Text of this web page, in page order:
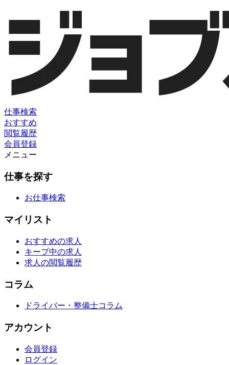
仕事検索
おすすめ
閲覧履歴
会員登録
メニュー
仕事を探す
お仕事検索
マイリスト
おすすめの求人
キープ中の求人
求人の閲覧履歴
コラム
ドライバー・整備士コラム
アカウント
会員登録
ログイン